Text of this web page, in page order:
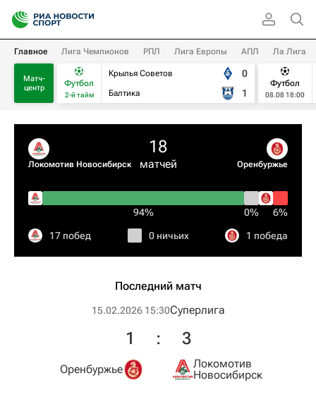
Главное Лига Чемпионов РПЛ Лига Европы АПЛ Ла Лига
Матч-
центр
Футбол
2-й тайм
Крылья Советов
Балтика
0
1
Футбол
08.08 18:00
Локомотив Новосибирск
18
матчей Оренбуржье
94% 0% 6%
17 побед 0 ничьих 1 победа
Последний матч
15.02.2026 15:30Суперлига
Оренбуржье
1 : 3
Локомотив
Новосибирск